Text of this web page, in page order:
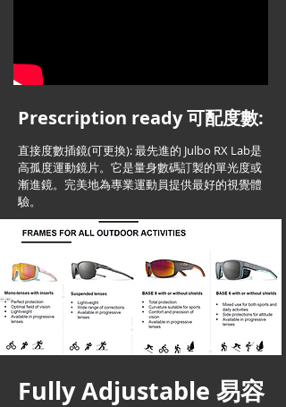
Prescription ready 可配度數:
直接度數插鏡(可更換): 最先進的 Julbo RX Lab是
高孤度運動鏡片。它是量身數碼訂製的單光度或
漸進鏡。完美地為專業運動員提供最好的視覺體
驗。
Fully Adjustable 易容